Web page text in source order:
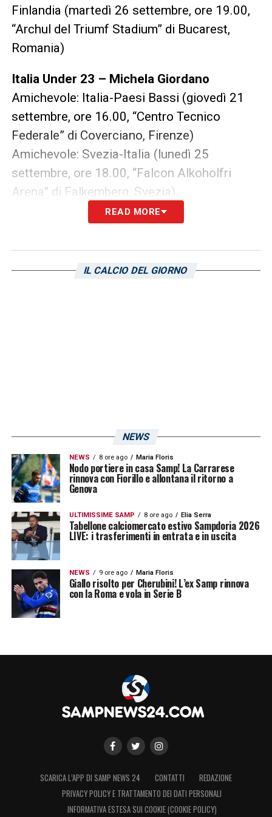
Finlandia (martedì 26 settembre, ore 19.00,
“Archul del Triumf Stadium” di Bucarest,
Romania)
Italia Under 23 – Michela Giordano
Amichevole: Italia-Paesi Bassi (giovedì 21
settembre, ore 16.00, “Centro Tecnico
Federale” di Coverciano, Firenze)
Amichevole: Svezia-Italia (lunedì 25
settembre, ore 18.00, “Falcon Alkoholfri
Arena” di Falkemberg, Svezia)
Italia Under 19 – Eva Schatzer
Preparazione Olimpica” di Tirrenia, Pisa)
READ MORE
IL CALCIO DEL GIORNO
NEWS
NEWS 8 ore ago Maria Floris
Nodo portiere in casa Samp! La Carrarese
rinnova con Fiorillo e allontana il ritorno a
Genova
ULTIMISSIME SAMP 8 ore ago Elia Serra
Tabellone calciomercato estivo Sampdoria 2026
LIVE: i trasferimenti in entrata e in uscita
NEWS 9 ore ago Maria Floris
Giallo risolto per Cherubini! L’ex Samp rinnova
con la Roma e vola in Serie B
SCARICA L’APP DI SAMP NEWS 24 CONTATTI
REDAZIONE
PRIVACY POLICY E TRATTAMENTO DEI DATI PERSONALI
INFORMATIVA ESTESA SUI COOKIE (COOKIE POLICY)